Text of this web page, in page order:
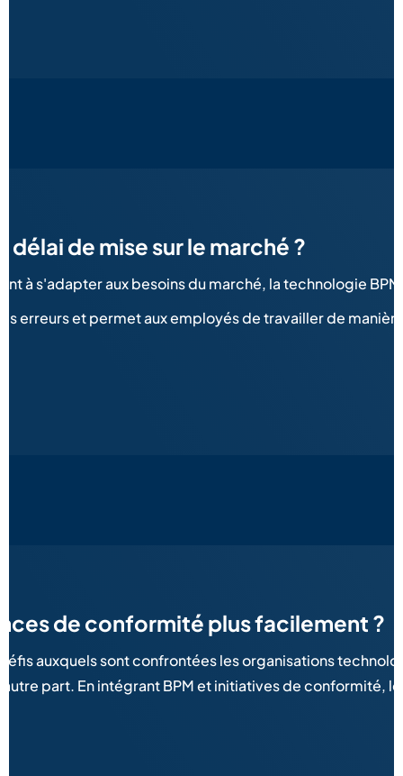
de mise sur le marché ?
à s'adapter aux besoins du marché, la technologie
erreurs et permet aux employés de travailler de
de conformité plus facilement ?
auxquels sont confrontées les organisations
part. En intégrant BPM et initiatives de